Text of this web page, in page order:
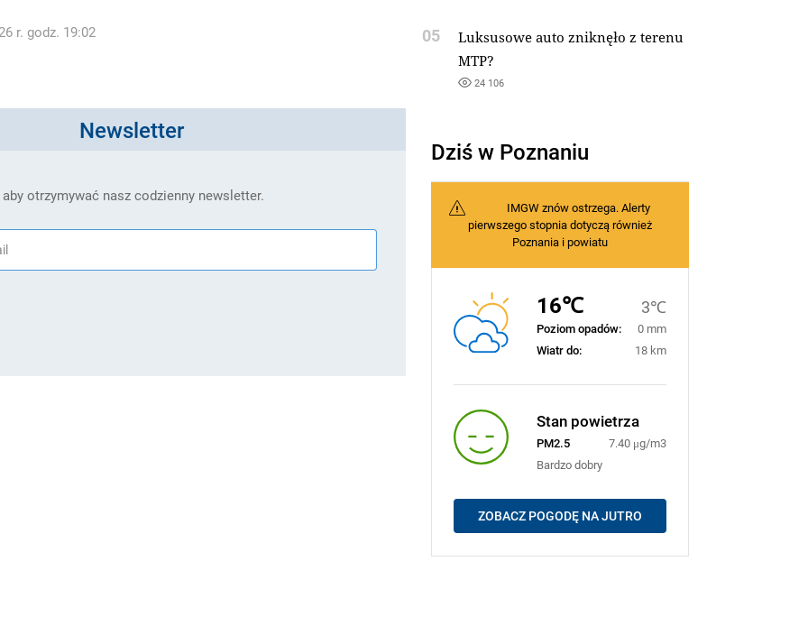
r. godz. 19:02
Newsletter
otrzymywać nasz codzienny newsletter.
05
Luksusowe auto zniknęło z terenu
MTP?
24 106
Dziś w Poznaniu
IMGW znów ostrzega. Alerty
pierwszego stopnia dotyczą również
Poznania i powiatu
16℃ 3℃
Poziom opadów:
0 mm
Wiatr do:
18 km
Stan powietrza
PM2.5
7.40 μg/m3
Bardzo dobry
ZOBACZ POGODĘ NA JUTRO